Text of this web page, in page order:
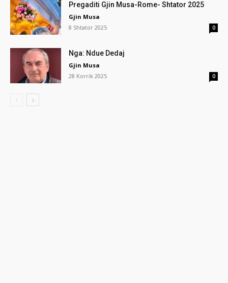
Pregaditi Gjin Musa-Rome- Shtator 2025
Gjin Musa
8 Shtator 2025
0
Nga: Ndue Dedaj
Gjin Musa
28 Korrik 2025
0